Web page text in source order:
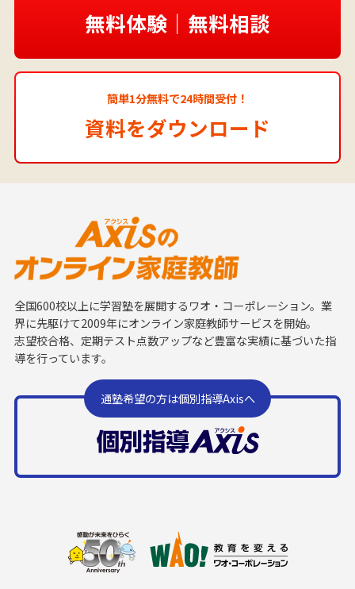
無料体験｜無料相談
簡単1分無料で24時間受付！
資料をダウンロード
全国600校以上に学習塾を展開するワオ・コーポレーション。業
界に先駆けて2009年にオンライン家庭教師サービスを開始。
志望校合格、定期テスト点数アップなど豊富な実績に基づいた指
導を行っています。
通塾希望の方は個別指導Axisへ